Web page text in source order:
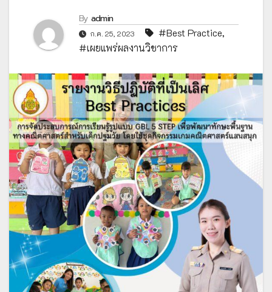
By admin
ก.ค. 25, 2023 #Best Practice,
#เผยแพร่ผลงานวิชาการ